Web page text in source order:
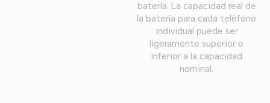
batería. La capacidad real de
la batería para cada teléfono
individual puede ser
ligeramente superior o
inferior a la capacidad
nominal.